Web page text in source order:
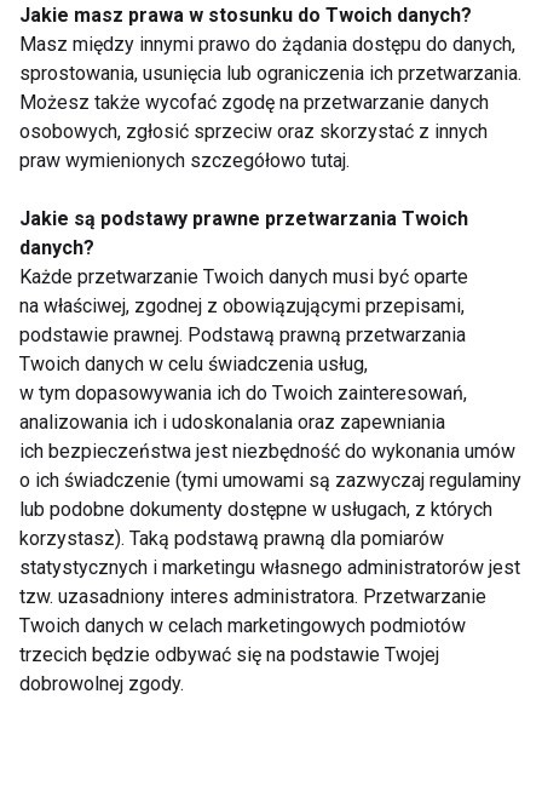
poprawić postawęPokaż więcej
Problemy z
kręgosłupem
Ból karku po
przebudzeniu. Jak
spać, żeby uniknąć tej
dolegliwości?
Pracujesz w
korporacji? Sprawdź,
jak dbać o kręgosłup!
Ból, który rozkłada na
Jakie masz prawa w stosunku do Twoich danych?
Masz między innymi prawo do żądania dostępu do danych,
sprostowania, usunięcia lub ograniczenia ich przetwarzania.
Możesz także wycofać zgodę na przetwarzanie danych
osobowych, zgłosić sprzeciw oraz skorzystać z innych
praw wymienionych szczegółowo tutaj.
Jakie są podstawy prawne przetwarzania Twoich
danych?
Każde przetwarzanie Twoich danych musi być oparte
na właściwej, zgodnej z obowiązującymi przepisami,
podstawie prawnej. Podstawą prawną przetwarzania
Twoich danych w celu świadczenia usług,
w tym dopasowywania ich do Twoich zainteresowań,
analizowania ich i udoskonalania oraz zapewniania
ich bezpieczeństwa jest niezbędność do wykonania umów
o ich świadczenie (tymi umowami są zazwyczaj regulaminy
lub podobne dokumenty dostępne w usługach, z których
korzystasz). Taką podstawą prawną dla pomiarów
statystycznych i marketingu własnego administratorów jest
tzw. uzasadniony interes administratora. Przetwarzanie
Twoich danych w celach marketingowych podmiotów
trzecich będzie odbywać się na podstawie Twojej
dobrowolnej zgody.